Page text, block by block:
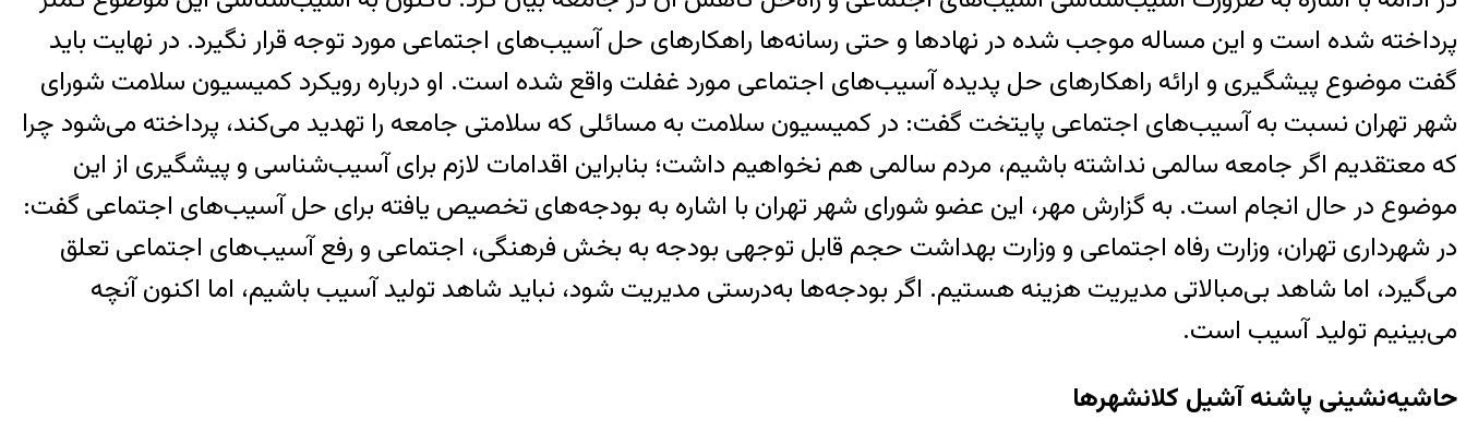
پرداخته شده است و این مساله موجب شده در نهادها و حتی رسانه‌ها راهکارهای حل آسیب‌های اجتماعی مورد توجه قرار نگیرد. در نهایت باید
گفت موضوع پیشگیری و ارائه راهکارهای حل پدیده آسیب‌های اجتماعی مورد غفلت واقع شده است. او درباره رویکرد کمیسیون سلامت شورای
شهر تهران نسبت به آسیب‌های اجتماعی پایتخت گفت: در کمیسیون سلامت به مسائلی که سلامتی جامعه را تهدید می‌کند، پرداخته می‌شود چرا
که معتقدیم اگر جامعه سالمی نداشته باشیم، مردم سالمی هم نخواهیم داشت؛ بنابراین اقدامات لازم برای آسیب‌شناسی و پیشگیری از این
موضوع در حال انجام است. به گزارش مهر، این عضو شورای شهر تهران با اشاره به بودجه‌های تخصیص یافته برای حل آسیب‌های اجتماعی گفت:
در شهرداری تهران، وزارت رفاه اجتماعی و وزارت بهداشت حجم قابل توجهی بودجه به بخش فرهنگی، اجتماعی و رفع آسیب‌های اجتماعی تعلق
می‌گیرد، اما شاهد بی‌مبالاتی مدیریت هزینه هستیم. اگر بودجه‌ها به‌درستی مدیریت شود، نباید شاهد تولید آسیب باشیم، اما اکنون آنچه
می‌بینیم تولید آسیب است.
حاشیه‌نشینی پاشنه آشیل کلانشهرها